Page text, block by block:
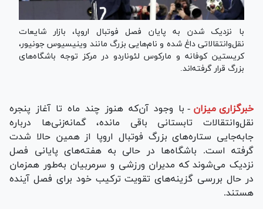
با نزدیک شدن به پایان فصل فوتبال اروپا، بازار شایعات
نقل‌وانتقالاتی داغ شده و نام‌هایی بزرگ مانند وینیسیوس جونیور،
کریستین کوفانه و مارکوس لئوناردو در مرکز توجه باشگاه‌های
بزرگ قرار گرفته‌اند.
خبرگزاری میزان - با وجود آن‌که هنوز چند ماه تا آغاز پنجره
نقل‌وانتقالات تابستانی باقی مانده، گمانه‌زنی‌ها درباره
جابه‌جایی ستاره‌های بزرگ فوتبال اروپا از همین حالا شدت
گرفته است. باشگاه‌ها در حالی به هفته‌های پایانی فصل
نزدیک می‌شوند که مدیران ورزشی و سرمربیان به‌طور همزمان
در حال بررسی گزینه‌های تقویت ترکیب خود برای فصل آینده
هستند.